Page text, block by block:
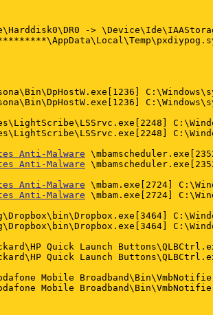
->
Anti-Malware
Anti-Malware
Anti-Malware \mbam.exe[2724]
Anti-Malware \mbam.exe[2724]
Quick Launch
Quick Launch
Mobile
Mobile